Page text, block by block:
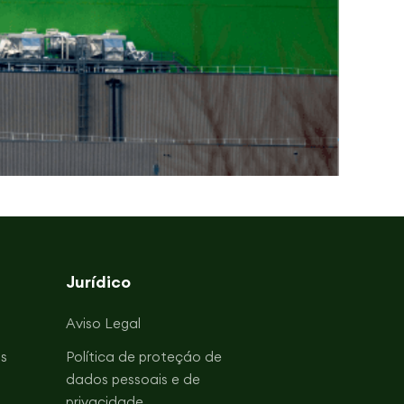
Jurídico
Aviso Legal
Política de proteçáo de
dados pessoais e de